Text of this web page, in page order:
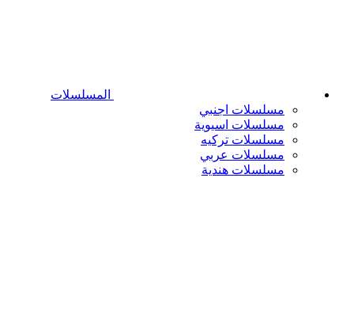
المسلسلات
مسلسلات اجنبي
مسلسلات اسيوية
مسلسلات تركيه
مسلسلات عربي
مسلسلات هندية